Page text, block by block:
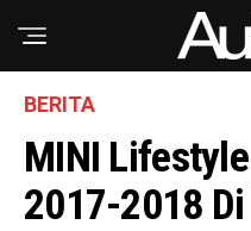
BERITA
MINI
2017-2018